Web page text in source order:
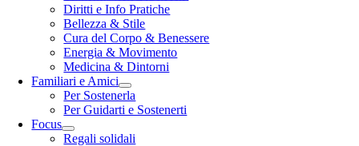
Diritti e Info Pratiche
Bellezza & Stile
Cura del Corpo & Benessere
Energia & Movimento
Medicina & Dintorni
Familiari e Amici
Per Sostenerla
Per Guidarti e Sostenerti
Focus
Regali solidali